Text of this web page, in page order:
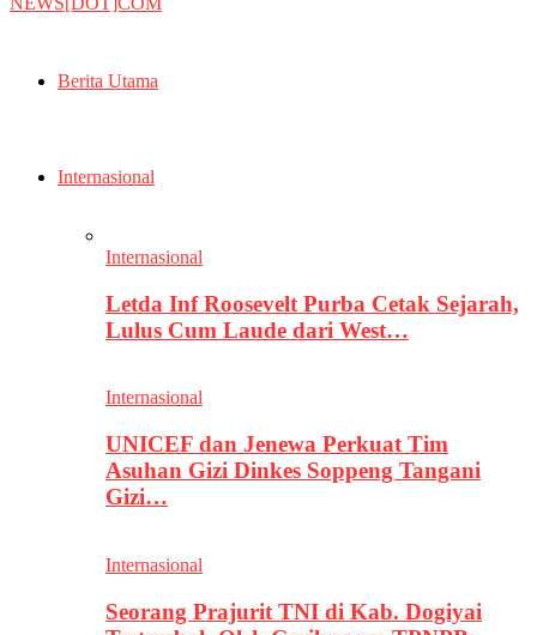
Berita Utama
Internasional
Internasional
Letda Inf Roosevelt Purba Cetak Sejarah,
Lulus Cum Laude dari West…
Internasional
UNICEF dan Jenewa Perkuat Tim
Asuhan Gizi Dinkes Soppeng Tangani
Gizi…
Internasional
Seorang Prajurit TNI di Kab. Dogiyai